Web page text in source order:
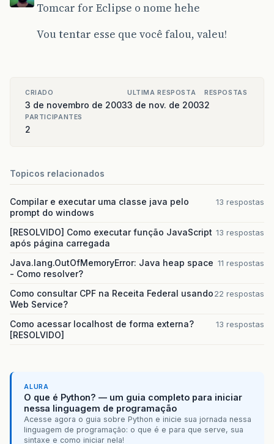
Tomcar for Eclipse o nome hehe
Vou tentar esse que você falou, valeu!
CRIADO
3 de novembro de 2003
ULTIMA RESPOSTA
3 de nov. de 2003
RESPOSTAS
2
PARTICIPANTES
2
Topicos relacionados
Compilar e executar uma classe java pelo
prompt do windows
13 respostas
[RESOLVIDO] Como executar função JavaScript
após página carregada
13 respostas
Java.lang.OutOfMemoryError: Java heap space
- Como resolver?
11 respostas
Como consultar CPF na Receita Federal usando
Web Service?
22 respostas
Como acessar localhost de forma externa?
[RESOLVIDO]
13 respostas
ALURA
O que é Python? — um guia completo para iniciar
nessa linguagem de programação
Acesse agora o guia sobre Python e inicie sua jornada nessa
linguagem de programação: o que é e para que serve, sua
sintaxe e como iniciar nela!